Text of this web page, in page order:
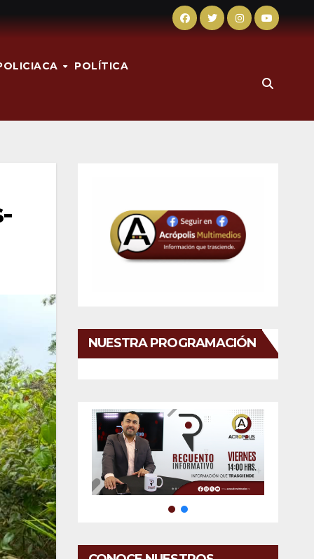
POLÍTICA
NUESTRA PROGRAMACIÓN